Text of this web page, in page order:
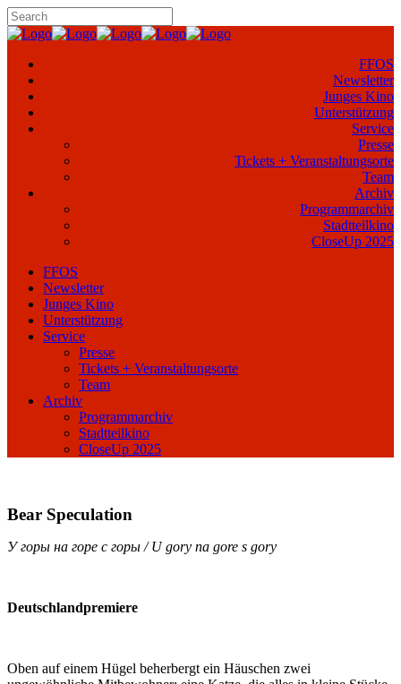
FFOS
Newsletter
Junges Kino
Unterstützung
Service
Presse
Tickets + Veranstaltungsorte
Team
Archiv
Programmarchiv
Stadtteilkino
CloseUp 2025
FFOS
Newsletter
Junges Kino
Unterstützung
Service
Presse
Tickets + Veranstaltungsorte
Team
Archiv
Programmarchiv
Stadtteilkino
CloseUp 2025
Bear Speculation
У горы на горе с горы / U gory na gore s gory
Deutschlandpremiere
Oben auf einem Hügel beherbergt ein Häuschen zwei